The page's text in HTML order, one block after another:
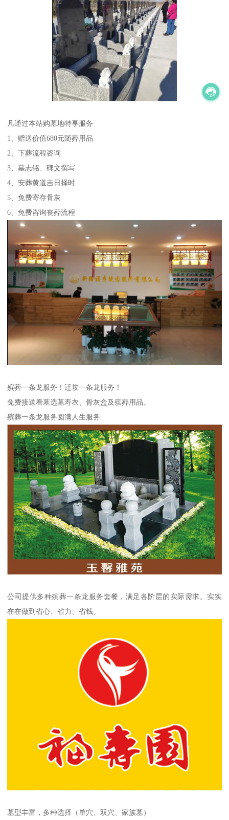
凡通过本站购墓地特享服务
1、赠送价值680元随葬用品
2、下葬流程咨询
3、墓志铭、碑文撰写
4、安葬黄道吉日择时
5、免费寄存骨灰
6、免费咨询丧葬流程
殡葬一条龙服务！迁坟一条龙服务！
免费接送看墓选墓寿衣、骨灰盒及殡葬用品。
殡葬一条龙服务圆满人生服务
公司提供多种殡葬一条龙服务套餐，满足各阶层的实际需求。实实
在在做到省心、省力、省钱。
墓型丰富，多种选择（单穴、双穴、家族墓）